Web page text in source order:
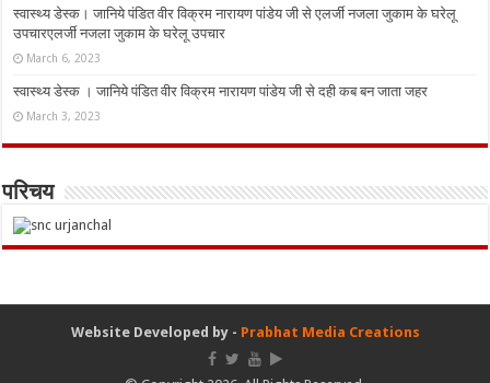
स्वास्थ्य डेस्क। जानिये पंडित वीर विक्रम नारायण पांडेय जी से एलर्जी नजला जुकाम के घरेलू
उपचारएलर्जी नजला जुकाम के घरेलू उपचार
March 6, 2023
स्वास्थ्य डेस्क । जानिये पंडित वीर विक्रम नारायण पांडेय जी से दही कब बन जाता जहर
March 3, 2023
परिचय
Website Developed by - Prabhat Media Creations